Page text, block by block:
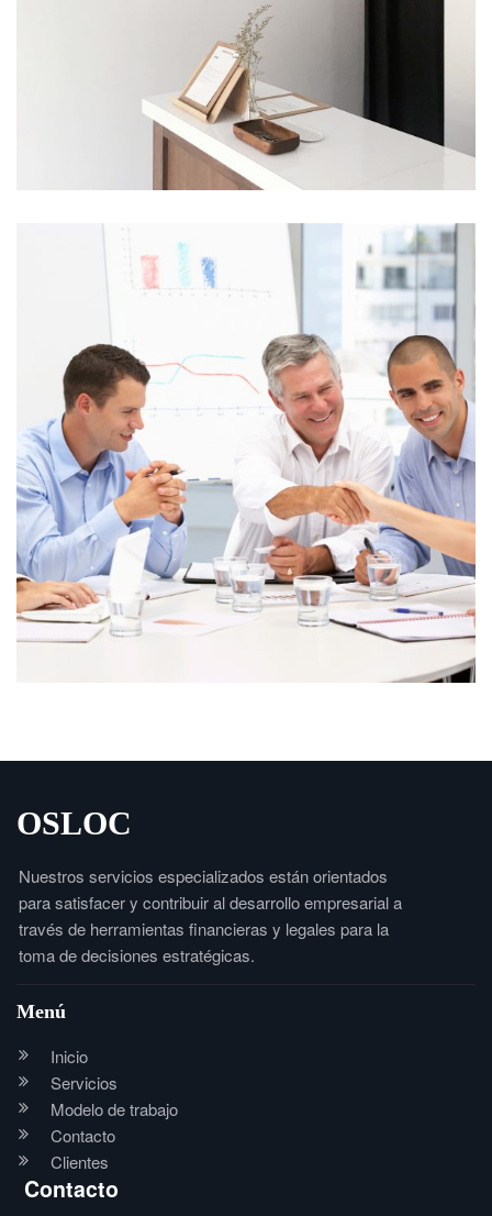
OSLOC
Nuestros servicios especializados están orientados
para satisfacer y contribuir al desarrollo empresarial a
través de herramientas financieras y legales para la
toma de decisiones estratégicas.
Menú
Inicio
Servicios
Modelo de trabajo
Contacto
Clientes
Contacto